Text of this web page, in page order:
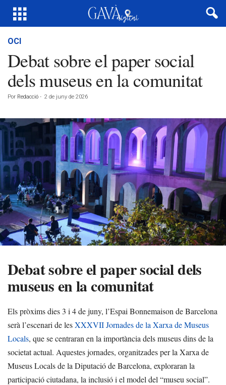
OCI
Debat sobre el paper social
dels museus en la comunitat
Por Redacció - 2 de juny de 2026
Debat sobre el paper social dels
museus en la comunitat
Els pròxims dies 3 i 4 de juny, l’Espai Bonnemaison de Barcelona
serà l’escenari de lesXXXVII Jornades de la Xarxa de Museus
Locals, que se centraran en la importància dels museus dins de la
societat actual. Aquestes jornades, organitzades per la Xarxa de
Museus Locals de la Diputació de Barcelona, exploraran la
participació ciutadana, la inclusió i el model del “museu social”.